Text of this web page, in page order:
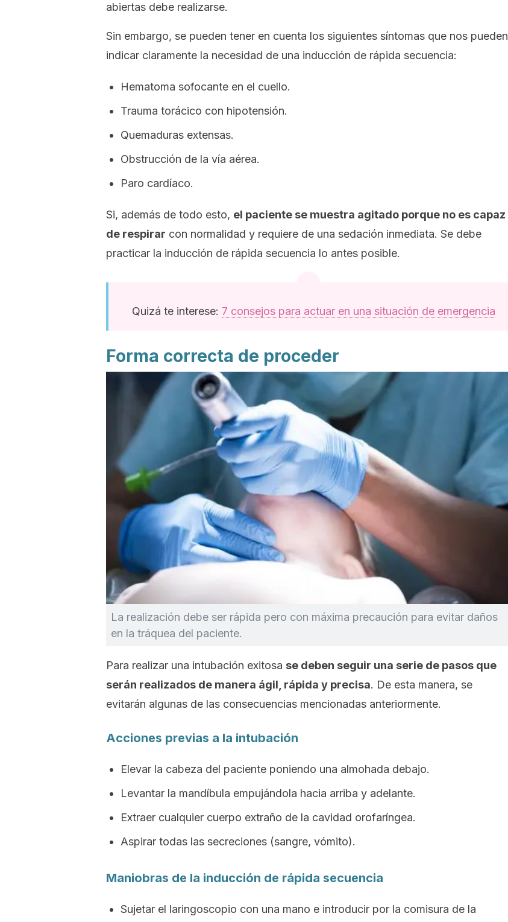
abiertas debe realizarse.
Sin embargo, se pueden tener en cuenta los siguientes síntomas que nos pueden
indicar claramente la necesidad de una inducción de rápida secuencia:
Hematoma sofocante en el cuello.
Trauma torácico con hipotensión.
Quemaduras extensas.
Obstrucción de la vía aérea.
Paro cardíaco.
Si, además de todo esto, el paciente se muestra agitado porque no es capaz
de respirar con normalidad y requiere de una sedación inmediata. Se debe
practicar la inducción de rápida secuencia lo antes posible.
Quizá te interese: 7 consejos para actuar en una situación de emergencia
Forma correcta de proceder
La realización debe ser rápida pero con máxima precaución para evitar daños
en la tráquea del paciente.
Para realizar una intubación exitosa se deben seguir una serie de pasos que
serán realizados de manera ágil, rápida y precisa. De esta manera, se
evitarán algunas de las consecuencias mencionadas anteriormente.
Acciones previas a la intubación
Elevar la cabeza del paciente poniendo una almohada debajo.
Levantar la mandíbula empujándola hacia arriba y adelante.
Extraer cualquier cuerpo extraño de la cavidad orofaríngea.
Aspirar todas las secreciones (sangre, vómito).
Maniobras de la inducción de rápida secuencia
Sujetar el laringoscopio con una mano e introducir por la comisura de la